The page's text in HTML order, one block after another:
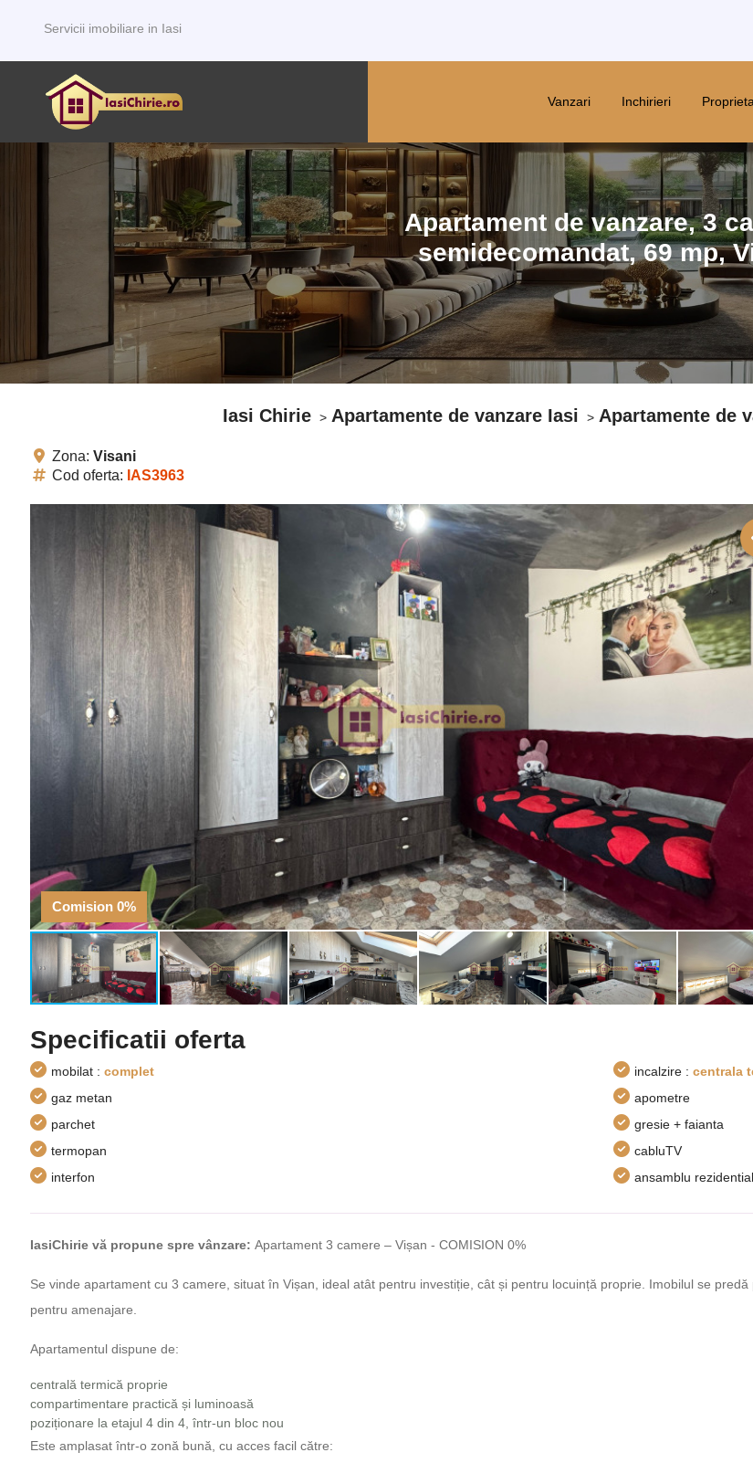
Servicii imobiliare in Iasi
Vanzari Inchirieri
Apartament de vanzare,3
semidecomandat,69mp,
Iasi Chirie Apartamente de vanzare Iasi Apartamente de
Zona: Visani
Cod oferta: IAS3963
Comision 0%
Specificatii oferta
mobilat : complet incalzire : centrala
gaz metan
apometre
parchet
gresie + faianta
termopan
cabluTV
interfon
ansamblu rezidential
IasiChirie vă propune spre vânzare: Apartament 3 camere – Vișan - COMISION 0%
Se vinde apartament cu 3 camere, situat în Vișan, ideal atât pentru investiție, cât și pentru locuință proprie. Imobilul se
pentru amenajare.
Apartamentul dispune de:
centrală termică proprie
compartimentare practică și luminoasă
poziționare la etajul 4 din 4, într-un bloc nou
Este amplasat într-o zonă bună, cu acces facil către: